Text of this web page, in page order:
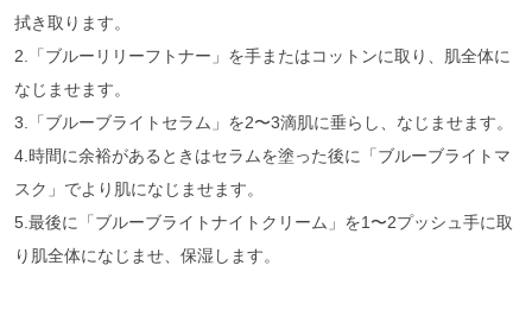
拭き取ります。
2.「ブルーリリーフトナー」を手またはコットンに取り、肌全体に
なじませます。
3.「ブルーブライトセラム」を2〜3滴肌に垂らし、なじませます。
4.時間に余裕があるときはセラムを塗った後に「ブルーブライトマ
スク」でより肌になじませます。
5.最後に「ブルーブライトナイトクリーム」を1〜2プッシュ手に取
り肌全体になじませ、保湿します。